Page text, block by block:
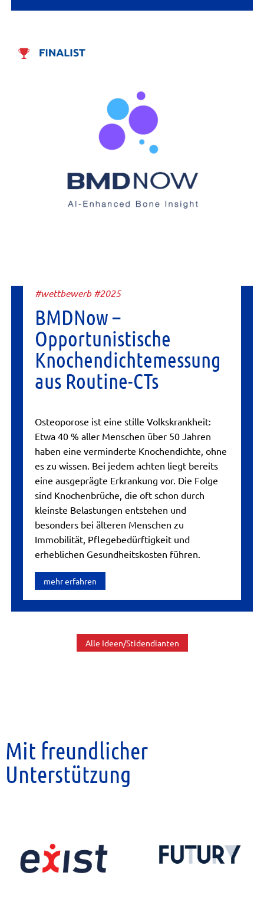
#wettbewerb #2025
BMDNow –
Opportunistische
Knochendichtemessung
aus Routine-CTs
Osteoporose ist eine stille Volkskrankheit:
Etwa 40 % aller Menschen über 50 Jahren
haben eine verminderte Knochendichte, ohne
es zu wissen. Bei jedem achten liegt bereits
eine ausgeprägte Erkrankung vor. Die Folge
sind Knochenbrüche, die oft schon durch
kleinste Belastungen entstehen und
besonders bei älteren Menschen zu
Immobilität, Pflegebedürftigkeit und
erheblichen Gesundheitskosten führen.
mehr erfahren
Alle Ideen/Stidendianten
Mit freundlicher
Unterstützung